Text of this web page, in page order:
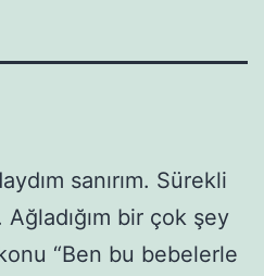
sanırım. Sürekli
bir çok şey
“Ben bu bebelerle